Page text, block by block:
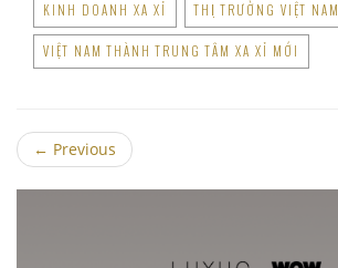
KINH DOANH XA XỈ THỊ TRƯỜNG VIỆT NAM
VIỆT NAM THÀNH TRUNG TÂM XA XỈ MỚI
← Previous